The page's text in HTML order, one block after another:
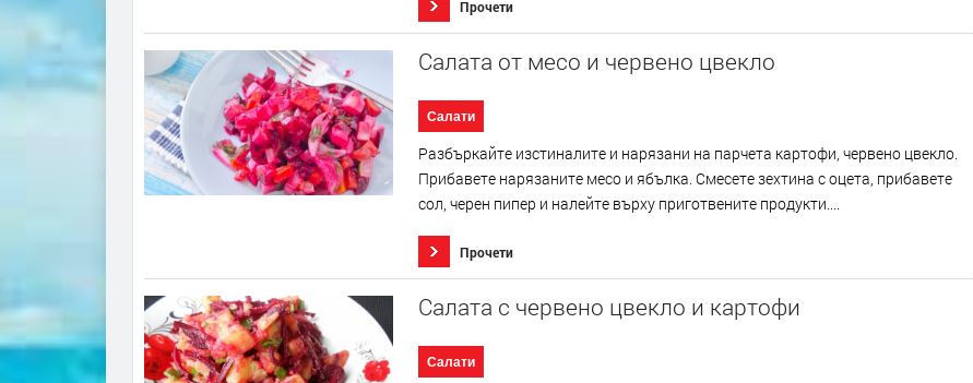
Прочети
Салата от месо и червено цвекло
Салати
Разбъркайте изстиналите и нарязани на парчета картофи, червено цвекло.
Прибавете нарязаните месо и ябълка. Смесете зехтина с оцета, прибавете
сол, черен пипер и налейте върху приготвените продукти....
Прочети
Салата с червено цвекло и картофи
Салати